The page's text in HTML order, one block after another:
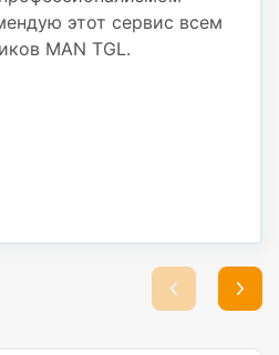
этот сервис всем
MAN TGL.